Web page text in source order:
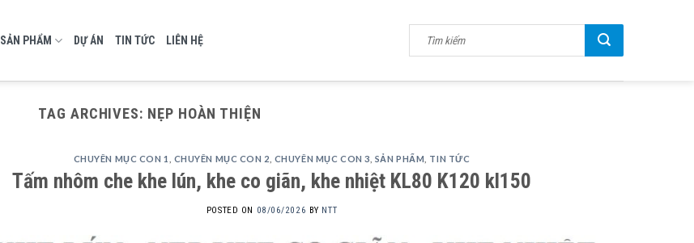
SẢN PHẨM DỰ ÁN TIN TỨC LIÊN HỆ
TAG ARCHIVES: NẸP HOÀN THIỆN
CHUYÊN MỤC CON 1 CHUYÊN MỤC CON 2 CHUYÊN MỤC CON 3 SẢN PHẨM TIN TỨC
Tấm nhôm che khe lún, khe co giãn, khe nhiệt KL80 K120 kl150
POSTED ON 08/06/2026 BY NTT